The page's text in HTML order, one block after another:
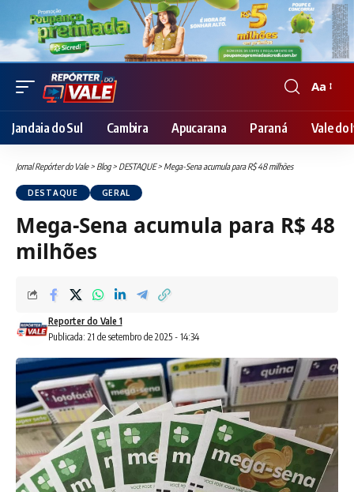
Font
Resizer
Aa
Jandaia do Sul Cambira Apucarana Paraná Vale do
Jornal Repórter do Vale> Blog> DESTAQUE> Mega-Sena acumula para R$ 48 milhões
DESTAQUE GERAL
Mega-Sena acumula para R$ 48
milhões
Publicada: 21 de setembro de 2025 - 14:34
Reporter do Vale 1